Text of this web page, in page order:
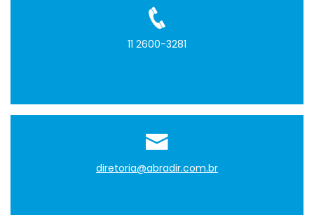
11 2600-3281
diretoria@abradir.com.br